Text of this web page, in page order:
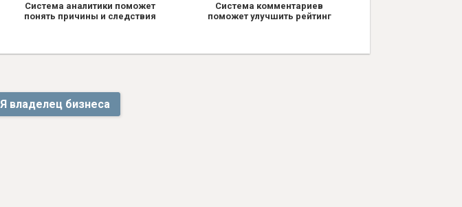
Система аналитики поможет
понять причины и следствия
Система комментариев
поможет улучшить рейтинг
Я владелец бизнеса